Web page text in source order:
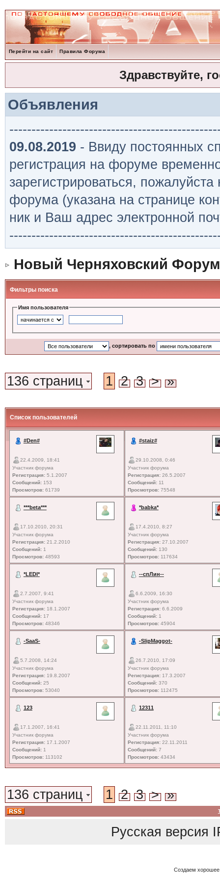
Перейти на сайт Правила Форума
Здравствуйте,
Объявления
09.08.2019 - Ввиду постоянных
регистрация на форуме
зарегистрироваться,
форума (указана на странице
ник и Ваш адрес электронной
Новый Черняховский Форум
Фильтры поиска
Имя пользователя
, сортировать по
136 страниц 1 2 3 > »
Список пользователей
#Den#
22.4.2009, 18:41
Участник форума
Регистрация:5.1.2007
Сообщений:153
Просмотров:61739
#staiz#
29.10.2008, 0:46
Участник форума
Регистрация:26.5.2007
Сообщений:11
Просмотров:75548
***beta***
17.10.2010, 20:31
Участник форума
Регистрация:21.2.2010
Сообщений:1
Просмотров:48593
*babka*
17.4.2010, 8:27
Участник форума
Регистрация:27.10.2007
Сообщений:130
Просмотров:117634
*LEDI*
2.7.2007, 9:41
Участник форума
Регистрация:18.1.2007
Сообщений:17
Просмотров:48346
--спЛин--
6.6.2009, 16:30
Участник форума
Регистрация:6.6.2009
Сообщений:1
Просмотров:45904
-SaaS-
5.7.2008, 14:24
Участник форума
Регистрация:19.8.2007
Сообщений:25
Просмотров:53040
-SlipMaggot-
26.7.2010, 17:09
Участник форума
Регистрация:17.3.2007
Сообщений:370
Просмотров:112475
123
17.1.2007, 16:41
Участник форума
Регистрация:17.1.2007
Сообщений:1
Просмотров:113102
12311
22.11.2011, 11:10
Участник форума
Регистрация:22.11.2011
Сообщений:7
Просмотров:43434
136 страниц 1 2 3 > »
Русская версия
Создаем